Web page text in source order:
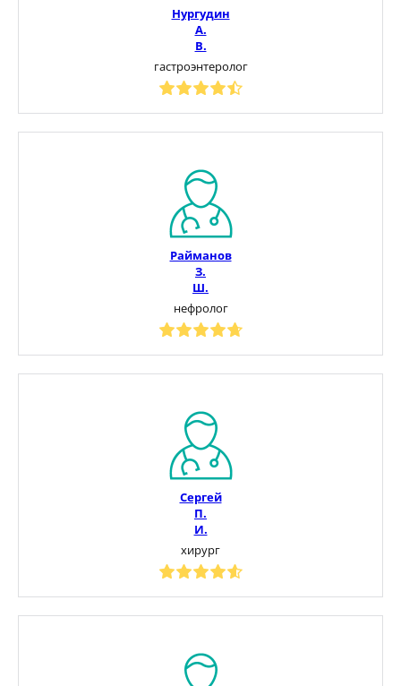
Нургудин
А.
В.
гастроэнтеролог
Райманов
З.
Ш.
нефролог
Сергей
П.
И.
хирург